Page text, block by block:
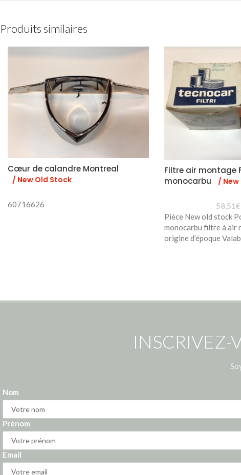
Produits similaires
Cœur de calandre Montreal
/ New Old Stock
60716626
Filtre air montage
monocarbu
/
58,51€
Pièce New old stock
monocarbu filtre à air
origine d’époque
INSCRIVEZ-
Nom
Prénom
Email